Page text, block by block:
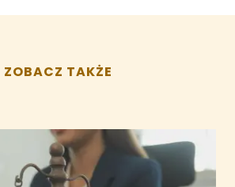
ZOBACZ TAKŻE